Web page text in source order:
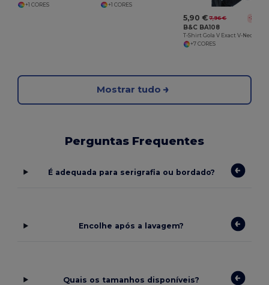
+1 CORES
+1 CORES
5,90 € 7,96 € -26%
B&C BA108
T-Shirt Gola V Exact V-Neck
+7 CORES
Mostrar tudo
Perguntas Frequentes
É adequada para serigrafia ou bordado?
Encolhe após a lavagem?
Quais os tamanhos disponíveis?